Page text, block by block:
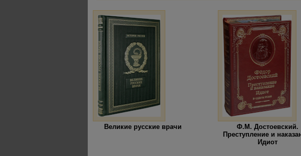
Великие русские врачи
Ф.М. Достоевский.
Преступление и
Идиот